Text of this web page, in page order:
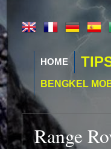
HOME
BENGKEL
Range